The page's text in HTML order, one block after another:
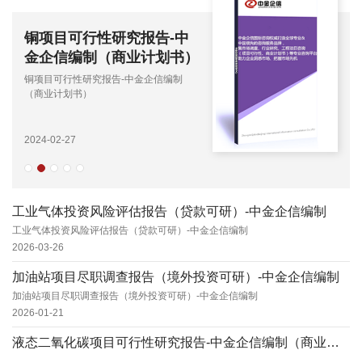
铜项目可行性研究报告-中
金企信编制（商业计划书）
铜项目可行性研究报告-中金企信编制
（商业计划书）
2024-02-27
工业气体投资风险评估报告（贷款可研）-中金企信编制
工业气体投资风险评估报告（贷款可研）-中金企信编制
2026-03-26
加油站项目尽职调查报告（境外投资可研）-中金企信编制
加油站项目尽职调查报告（境外投资可研）-中金企信编制
2026-01-21
液态二氧化碳项目可行性研究报告-中金企信编制（商业计划书）